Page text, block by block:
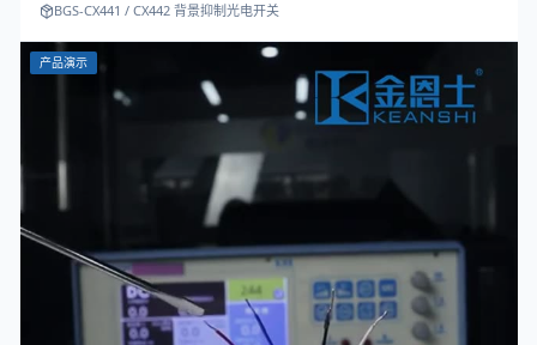
BGS-CX441 / CX442 背景抑制光电开关
产品演示